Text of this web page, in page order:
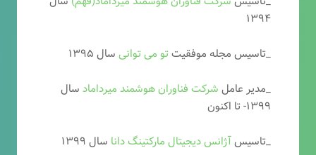
۱۳۹۴
_تاسیس مجله موفقیتتو می توانی سال ۱۳۹۵
_مدیر عامل شرکت فناوران هوشمند میرداماد سال
۱۳۹۹- تا اکنون
_تاسیسآژانس دیجیتال مارکتینگ دانا سال ۱۳۹۹